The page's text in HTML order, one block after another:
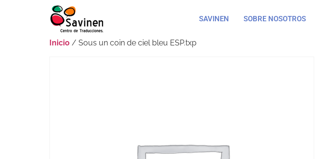
SAVINEN SOBRE NOSOTROS
Inicio / Sous un coin de ciel bleu ESP.txp